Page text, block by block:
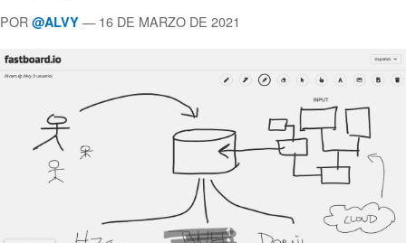
POR @ALVY — 16 DE MARZO DE 2021